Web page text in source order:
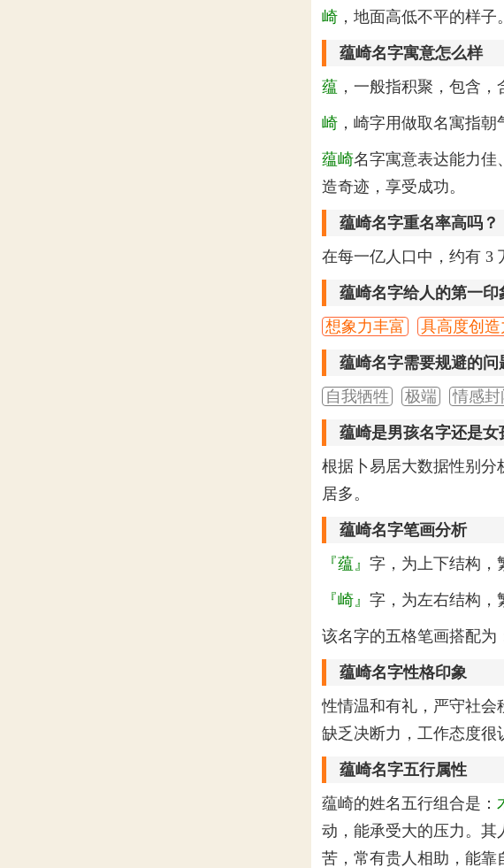
崎 ，地面高低不平的样子。
蕴崎名字寓意怎么样
蕴 ，一般指积聚，包含，
崎 ，崎字用做取名寓指
蕴崎名字寓意表达能力佳
造奇迹，享受成功。
蕴崎名字重名率高吗？
在每一亿人口中，约有 3
蕴崎名字给人的第一印
想象力丰富
具高度创造
蕴崎名字需要规避的问
自我牺牲
极端 情感封
蕴崎是男孩名字还是女
根据卜易居大数据性别分
居多。
蕴崎名字笔画分析
『蕴』 字，为上下结构，
『崎』 字，为左右结构，
该名字的五格笔画搭配为
蕴崎名字性格印象
性情温和有礼，严守社会
缺乏决断力，工作态度很
蕴崎名字五行属性
蕴崎的姓名五行组合是：
动，能承受大的压力。其
苦，常有贵人相助，能靠